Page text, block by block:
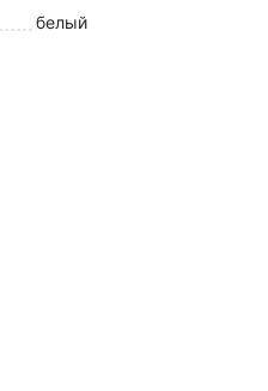
белый